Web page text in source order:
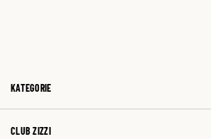
KATEGORIE
CLUB ZIZZI